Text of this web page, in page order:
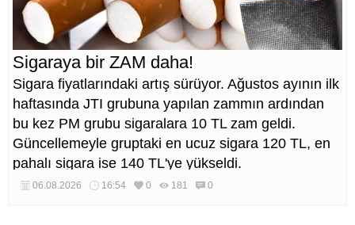
Sigaraya bir ZAM daha!
Sigara fiyatlarındaki artış sürüyor. Ağustos ayının ilk
haftasında JTI grubuna yapılan zammın ardından
bu kez PM grubu sigaralara 10 TL zam geldi.
Güncellemeyle gruptaki en ucuz sigara 120 TL, en
pahalı sigara ise 140 TL'ye yükseldi.
06.08.2026 16:54 0 181 0